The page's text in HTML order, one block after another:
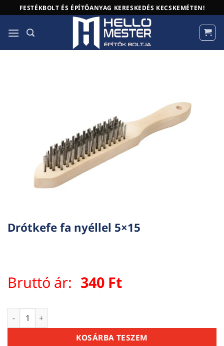
to
content
FESTÉKBOLT ÉS ÉPÍTŐANYAG KERESKEDÉS KECSKEMÉTEN!
Drótkefe fa nyéllel 5×15
Bruttó ár: 340 Ft
Drótkefe fa nyéllel 5x15 mennyiség
KOSÁRBA TESZEM